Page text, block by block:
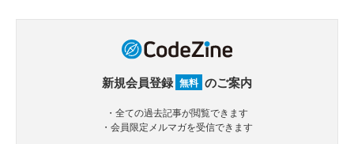
新規会員登録 無料 のご案内
・全ての過去記事が閲覧できます
・会員限定メルマガを受信できます